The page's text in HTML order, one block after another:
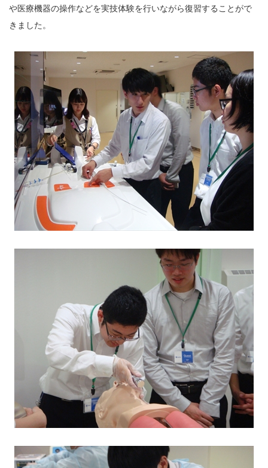
や医療機器の操作などを実技体験を行いながら復習することがで
きました。